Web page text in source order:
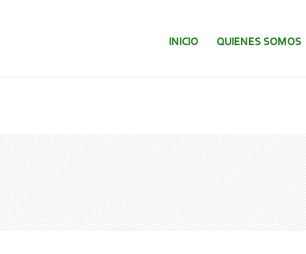
SALTAR AL CONTENIDO.
INICIO QUIENES SOMOS